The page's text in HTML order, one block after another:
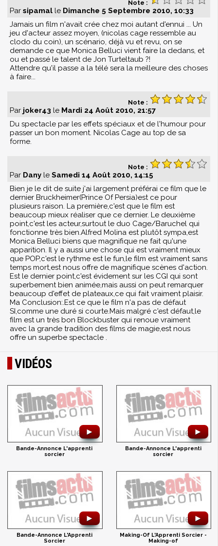
Note :
Par sipamal le Dimanche 5 Septembre 2010, 10:33
Jamais un film n'avait crée chez moi autant d'ennui ... Un
jeu d'acteur assez moyen, (nicolas cage ressemble au
clodo du coin), un scénario, déjà vu et revu, on se
demande ce que Monica Belluci vient faire la dedans, et
ou et passé le talent de Jon Turteltaub ?!
Attendre qu'il passe a la télé sera la meilleure des choses
à faire...
Note :
Par joker43 le Mardi 24 Août 2010, 21:57
Du spectacle par les effets spéciaux et de l'humour pour
passer un bon moment. Nicolas Cage au top de sa
forme.
Note :
Par Dany le Samedi 14 Août 2010, 14:15
Bien je le dit de suite j'ai largement préférai ce film que le
dernier Bruckheimer(Prince Of Persia)est ce pour
plusieurs raison. La première,c'est que le film est
beaucoup mieux réaliser que ce dernier. Le deuxième
point,c'est les acteur,surtout le duo Cage/Baruchel qui
fonctionne très bien.Alfred Molina est plutôt sympa,est
Monica Belluci biens que magnifique ne fait qu'une
apparition. Il y a aussi une chose qui est vraiment mieux
que POP,c'est le rythme est le fun,le film est vraiment sans
temps mort,est nous offre de magnifique scènes d'action.
Est le dernier point,c'est évidement sur les CGI qui sont
superbement bien animée,mais aussi on peut remarquer
beaucoup d'effet de plateaux,ce qui fait vraiment plaisir.
Ma Conclusion:.Est ce que le film n'a pas de défaut
SI,comme une duré si courte.Mais malgré c'est défaut,le
film est un très bon Blockbuster qui renoue vraiment
avec la grande tradition des films de magie,est nous
offre un superbe spectacle .
VIDÉOS
►
Bande-Annonce L'apprenti
sorcier
►
Bande-Annonce L'apprenti
sorcier
►
Bande-Annonce L'Apprenti
Sorcier
►
Making-Of L'Apprenti Sorcier -
Making-of